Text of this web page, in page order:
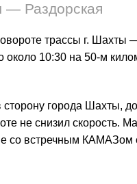
— Раздорская
трассы г. Шахты
10:30 на 50-м
города Шахты,
не снизил скорость.
со встречным